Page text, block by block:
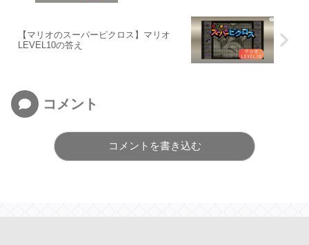
【マリオのスーパーピクロス】マリオ
LEVEL10の答え
コメント
コメントを書き込む